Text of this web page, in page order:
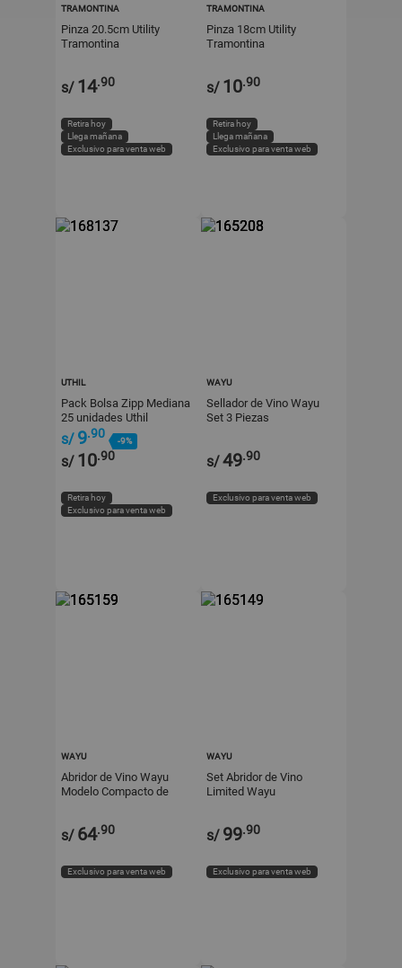
TRAMONTINA
Pinza 20.5cm Utility
Tramontina
s/ 14.90
Retira hoy
Llega mañana
Exclusivo para venta web
TRAMONTINA
Pinza 18cm Utility
Tramontina
s/ 10.90
Retira hoy
Llega mañana
Exclusivo para venta web
UTHIL
Pack Bolsa Zipp Mediana
25 unidades Uthil
s/ 9.90
-9%
s/ 10.90
Retira hoy
Exclusivo para venta web
WAYU
Sellador de Vino Wayu
Set 3 Piezas
s/49.90
Exclusivo para venta web
WAYU
Abridor de Vino Wayu
Modelo Compacto de
s/ 64.90
Exclusivo para venta web
WAYU
Set Abridor de Vino
Limited Wayu
s/ 99.90
Exclusivo para venta web